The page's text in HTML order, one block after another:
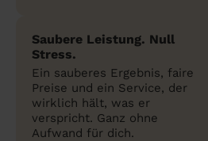
Saubere Leistung. Null
Stress.
Ein sauberes Ergebnis, faire
Preise und ein Service, der
wirklich hält, was er
verspricht. Ganz ohne
Aufwand für dich.